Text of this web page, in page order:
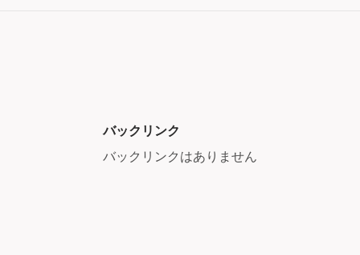
バックリンク
バックリンクはありません